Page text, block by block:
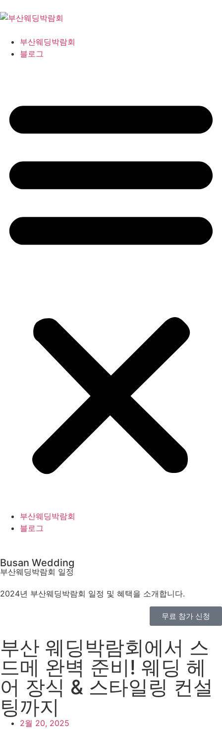
부산웨딩박람회
블로그
부산웨딩박람회
블로그
Busan Wedding
부산웨딩박람회 일정
2024년 부산웨딩박람회 일정 및 혜택을 소개합니다.
무료 참가 신청
부산 웨딩박람회에서 스
드메 완벽 준비! 웨딩 헤
어 장식 & 스타일링 컨설
팅까지
2월 20, 2025